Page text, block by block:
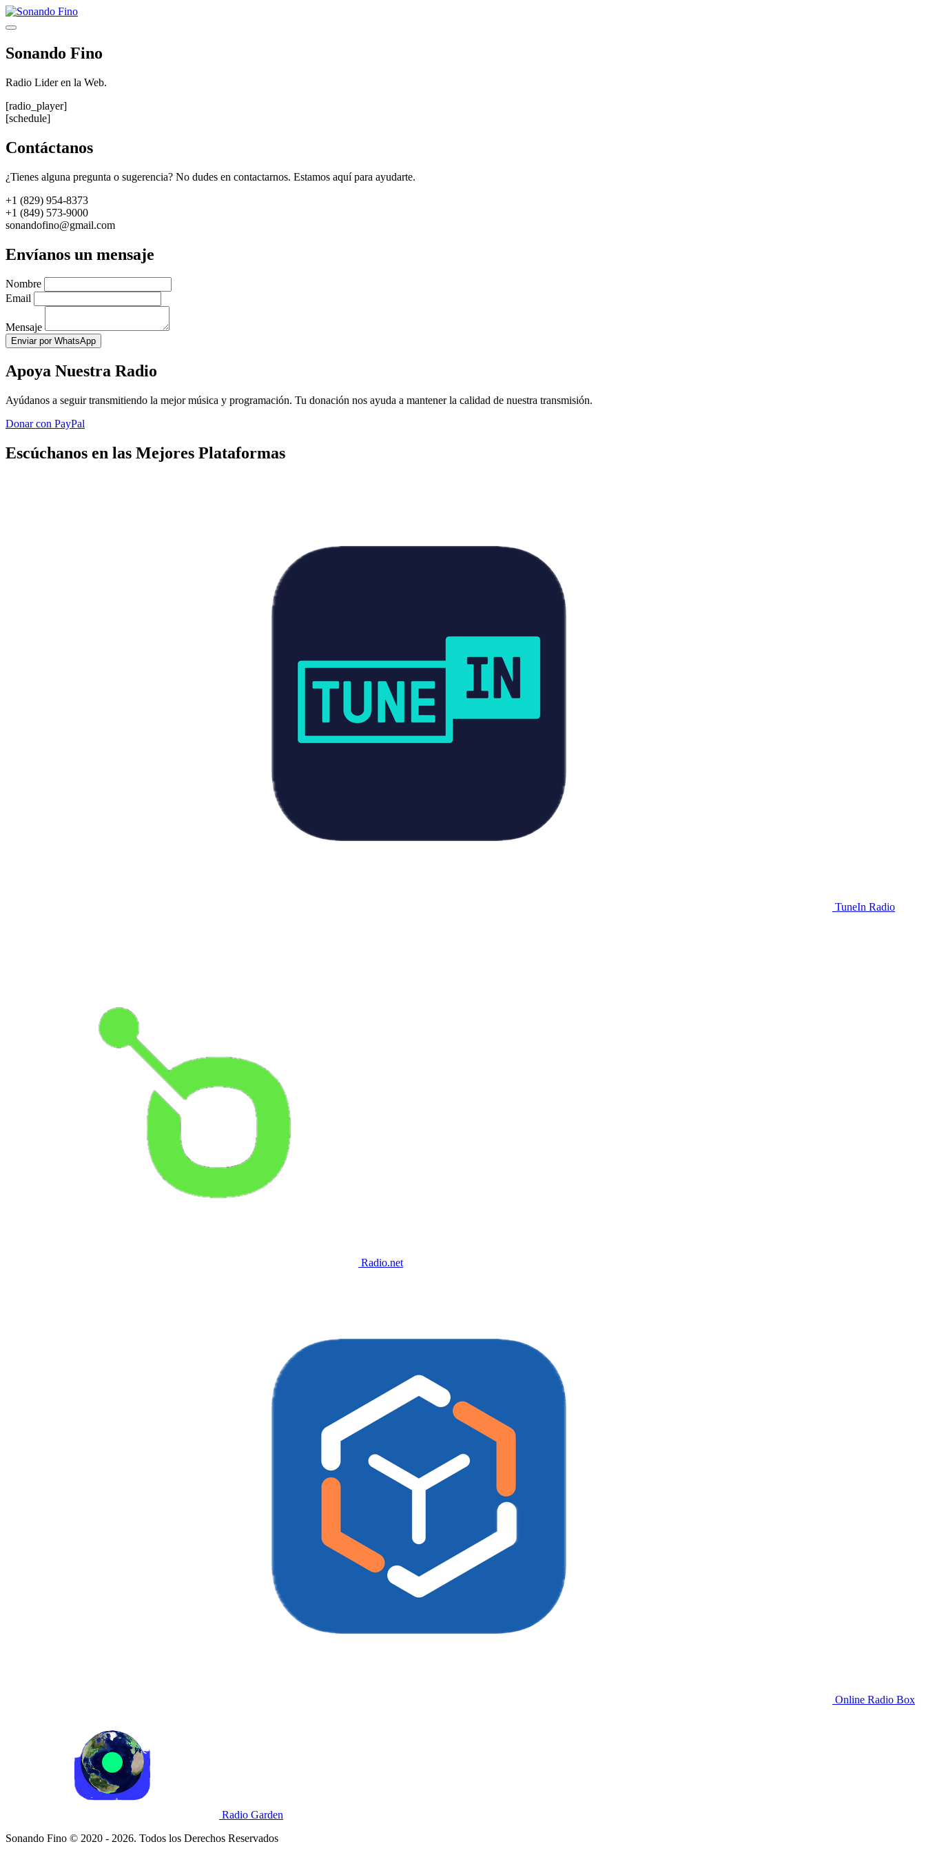
Saltar
al
Menú
Sonando Fino
Radio Lider en la Web.
[radio_player]
[schedule]
Contáctanos
¿Tienes alguna pregunta o sugerencia? No dudes en contactarnos. Estamos aquí para ayudarte.
+1 (829) 954-8373
+1 (849) 573-9000
sonandofino@gmail.com
Envíanos un mensaje
Nombre
Email
Mensaje
Enviar por WhatsApp
Apoya Nuestra Radio
Ayúdanos a seguir transmitiendo la mejor música y programación. Tu donación nos ayuda a mantener la calidad de nuestra transmisión.
Donar con PayPal
Escúchanos en las Mejores Plataformas
TuneIn Radio
Radio.net
Online Radio Box
Radio Garden
Sonando Fino © 2020 - 2026. Todos los Derechos Reservados